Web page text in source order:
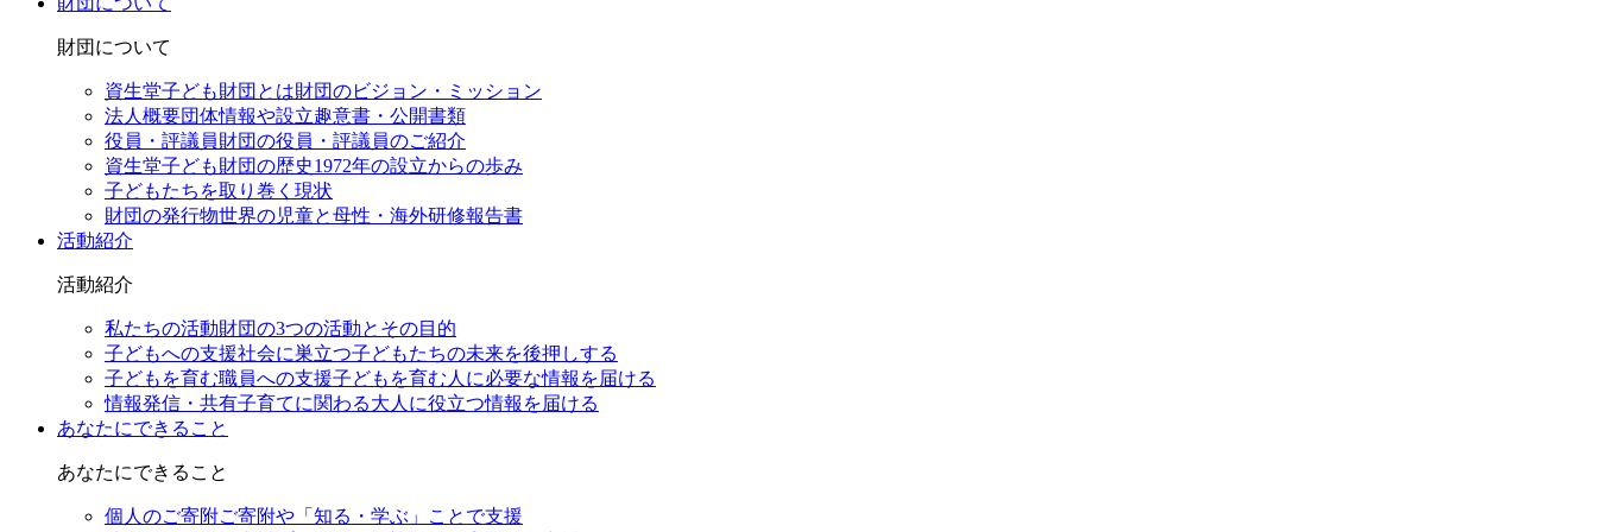
財団について
資生堂子ども財団とは財団のビジョン・ミッション
法人概要団体情報や設立趣意書・公開書類
役員・評議員財団の役員・評議員のご紹介
資生堂子ども財団の歴史1972年の設立からの歩み
子どもたちを取り巻く現状
財団の発行物世界の児童と母性・海外研修報告書
活動紹介
活動紹介
私たちの活動財団の3つの活動とその目的
子どもへの支援社会に巣立つ子どもたちの未来を後押しする
子どもを育む職員への支援子どもを育む人に必要な情報を届ける
情報発信・共有子育てに関わる大人に役立つ情報を届ける
あなたにできること
あなたにできること
個人のご寄附ご寄附や「知る・学ぶ」ことで支援